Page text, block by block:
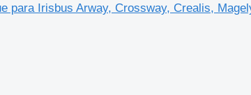
para Irisbus Arway, Crossway, Crealis,